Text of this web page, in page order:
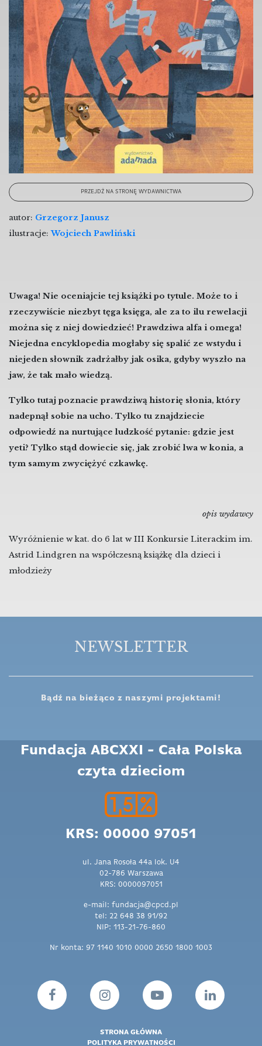
PRZEJDŹ NA STRONĘ WYDAWNICTWA
autor: Grzegorz Janusz
ilustracje:Wojciech Pawliński
Uwaga! Nie oceniajcie tej książki po tytule. Może to i
rzeczywiście niezbyt tęga księga, ale za to ilu rewelacji
można się z niej dowiedzieć! Prawdziwa alfa i omega!
Niejedna encyklopedia mogłaby się spalić ze wstydu i
niejeden słownik zadrżałby jak osika, gdyby wyszło na
jaw, że tak mało wiedzą.
Tylko tutaj poznacie prawdziwą historię słonia, który
nadepnął sobie na ucho. Tylko tu znajdziecie
odpowiedź na nurtujące ludzkość pytanie: gdzie jest
yeti? Tylko stąd dowiecie się, jak zrobić lwa w konia, a
tym samym zwyciężyć czkawkę.
opis wydawcy
Wyróżnienie w kat. do 6 lat w III Konkursie Literackim im.
Astrid Lindgren na współczesną książkę dla dzieci i
młodzieży
NEWSLETTER
Bądź na bieżąco z naszymi projektami!
Fundacja ABCXXI - Cała Polska
czyta dzieciom
KRS: 00000 97051
ul. Jana Rosoła 44a lok. U4
02-786 Warszawa
KRS: 0000097051
e-mail: fundacja@cpcd.pl
tel: 22 648 38 91/92
NIP: 113-21-76-860
Nr konta: 97 1140 1010 0000 2650 1800 1003
STRONA GŁÓWNA
POLITYKA PRYWATNOŚCI